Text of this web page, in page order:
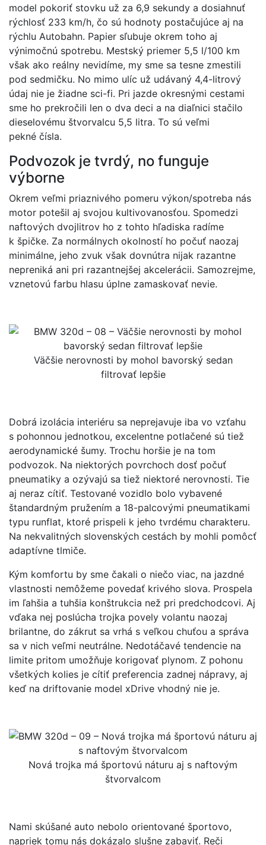
model pokoriť stovku už za 6,9 sekundy a dosiahnuť
rýchlosť 233 km/h, čo sú hodnoty postačujúce aj na
rýchlu Autobahn. Papier sľubuje okrem toho aj
výnimočnú spotrebu. Mestský priemer 5,5 l/100 km
však ako reálny nevidíme, my sme sa tesne zmestili
pod sedmičku. No mimo ulíc už udávaný 4,4-litrový
údaj nie je žiadne sci-fi. Pri jazde okresnými cestami
sme ho prekročili len o dva deci a na diaľnici stačilo
dieselovému štvorvalcu 5,5 litra. To sú veľmi
pekné čísla.
Podvozok je tvrdý, no funguje
výborne
Okrem veľmi priaznivého pomeru výkon/spotreba nás
motor potešil aj svojou kultivovanosťou. Spomedzi
naftových dvojlitrov ho z tohto hľadiska radíme
k špičke. Za normálnych okolností ho počuť naozaj
minimálne, jeho zvuk však dovnútra nijak razantne
nepreniká ani pri razantnejšej akcelerácii. Samozrejme,
vznetovú farbu hlasu úplne zamaskovať nevie.
Väčšie nerovnosti by mohol bavorský sedan
filtrovať lepšie
Dobrá izolácia interiéru sa neprejavuje iba vo vzťahu
s pohonnou jednotkou, excelentne potlačené sú tiež
aerodynamické šumy. Trochu horšie je na tom
podvozok. Na niektorých povrchoch dosť počuť
pneumatiky a ozývajú sa tiež niektoré nerovnosti. Tie
aj neraz cítiť. Testované vozidlo bolo vybavené
štandardným pružením a 18-palcovými pneumatikami
typu runflat, ktoré prispeli k jeho tvrdému charakteru.
Na nekvalitných slovenských cestách by mohli pomôcť
adaptívne tlmiče.
Kým komfortu by sme čakali o niečo viac, na jazdné
vlastnosti nemôžeme povedať krivého slova. Prospela
im ľahšia a tuhšia konštrukcia než pri predchodcovi. Aj
vďaka nej poslúcha trojka povely volantu naozaj
brilantne, do zákrut sa vrhá s veľkou chuťou a správa
sa v nich veľmi neutrálne. Nedotáčavé tendencie na
limite pritom umožňuje korigovať plynom. Z pohonu
všetkých kolies je cítiť preferencia zadnej nápravy, aj
keď na driftovanie model xDrive vhodný nie je.
Nová trojka má športovú náturu aj s naftovým
štvorvalcom
Nami skúšané auto nebolo orientované športovo,
napriek tomu nás dokázalo slušne zabaviť. Reči